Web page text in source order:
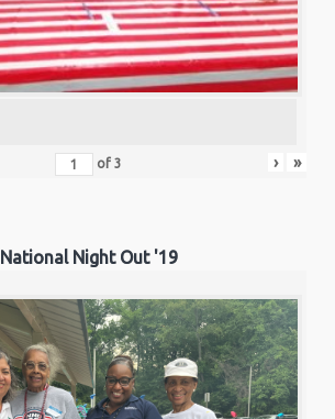
of3 › »
National Night Out '19